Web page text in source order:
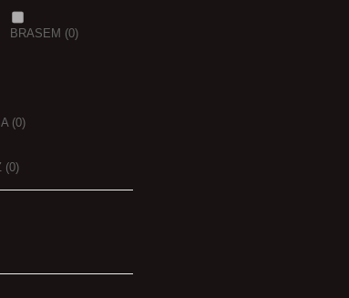
BRASEM (0)
(0)
(0)